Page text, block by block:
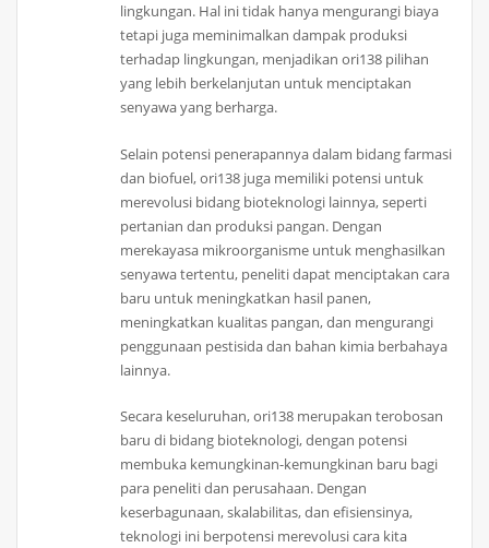
lingkungan. Hal ini tidak hanya mengurangi biaya
tetapi juga meminimalkan dampak produksi
terhadap lingkungan, menjadikan ori138 pilihan
yang lebih berkelanjutan untuk menciptakan
senyawa yang berharga.
Selain potensi penerapannya dalam bidang farmasi
dan biofuel, ori138 juga memiliki potensi untuk
merevolusi bidang bioteknologi lainnya, seperti
pertanian dan produksi pangan. Dengan
merekayasa mikroorganisme untuk menghasilkan
senyawa tertentu, peneliti dapat menciptakan cara
baru untuk meningkatkan hasil panen,
meningkatkan kualitas pangan, dan mengurangi
penggunaan pestisida dan bahan kimia berbahaya
lainnya.
Secara keseluruhan, ori138 merupakan terobosan
baru di bidang bioteknologi, dengan potensi
membuka kemungkinan-kemungkinan baru bagi
para peneliti dan perusahaan. Dengan
keserbagunaan, skalabilitas, dan efisiensinya,
teknologi ini berpotensi merevolusi cara kita